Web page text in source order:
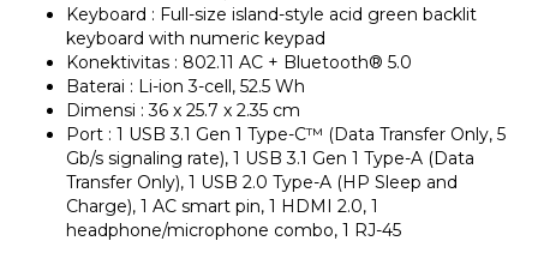
Keyboard : Full-size island-style acid green backlit
keyboard with numeric keypad
Konektivitas : 802.11 AC + Bluetooth® 5.0
Baterai : Li-ion 3-cell, 52.5 Wh
Dimensi : 36 x 25.7 x 2.35 cm
Port : 1 USB 3.1 Gen 1 Type-C™ (Data Transfer Only, 5
Gb/s signaling rate), 1 USB 3.1 Gen 1 Type-A (Data
Transfer Only), 1 USB 2.0 Type-A (HP Sleep and
Charge), 1 AC smart pin, 1 HDMI 2.0, 1
headphone/microphone combo, 1 RJ-45